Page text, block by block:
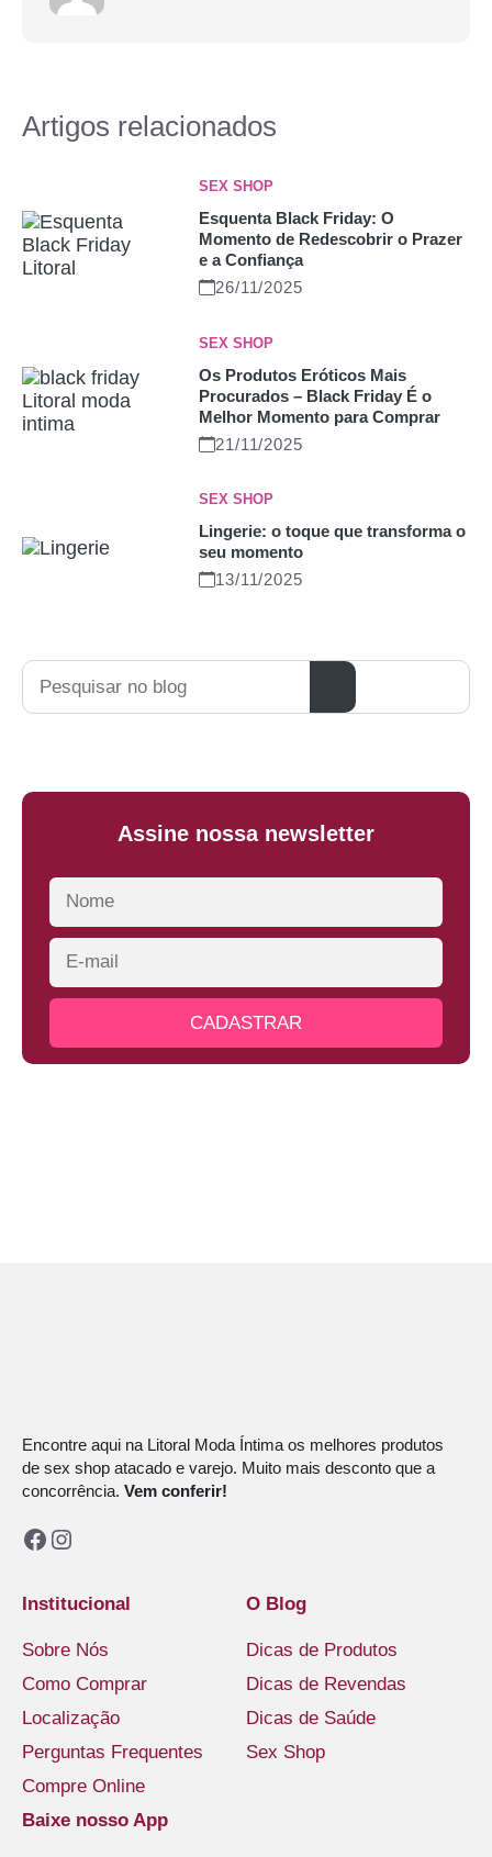
Artigos relacionados
SEX SHOP
Esquenta Black Friday: O
Momento de Redescobrir o Prazer
e a Confiança
26/11/2025
SEX SHOP
Os Produtos Eróticos Mais
Procurados – Black Friday É o
Melhor Momento para Comprar
21/11/2025
SEX SHOP
Lingerie: o toque que transforma o
seu momento
13/11/2025
Pesquisar
Assine nossa newsletter
Encontre aqui na Litoral Moda Íntima os melhores produtos
de sex shop atacado e varejo. Muito mais desconto que a
concorrência. Vem conferir!
Facebook
Instagram
Institucional
Sobre Nós
Como Comprar
Localização
Perguntas Frequentes
Compre Online
O Blog
Dicas de Produtos
Dicas de Revendas
Dicas de Saúde
Sex Shop
Baixe nosso App